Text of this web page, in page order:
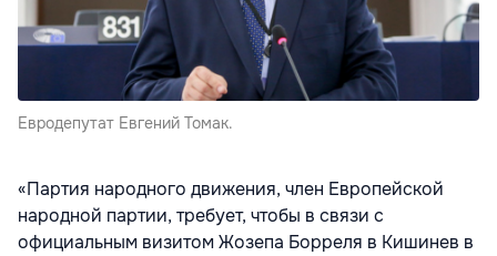
Евродепутат Евгений Томак.
«Партия народного движения, член Европейской
народной партии, требует, чтобы в связи с
официальным визитом Жозепа Борреля в Кишинев в